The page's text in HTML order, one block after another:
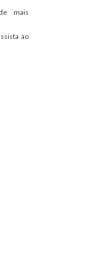
mais
ao